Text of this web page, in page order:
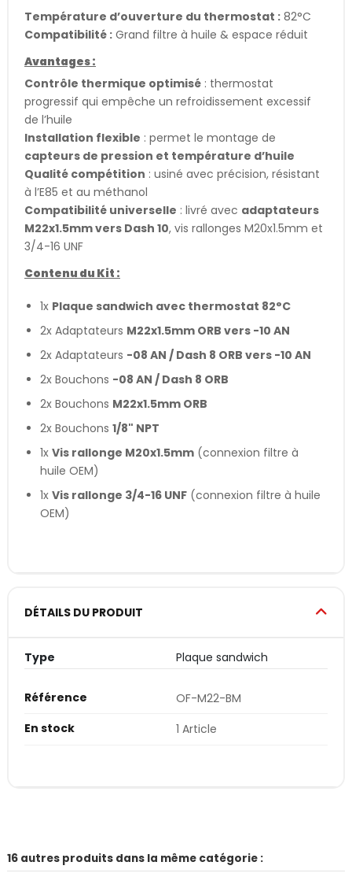
Température d’ouverture du thermostat : 82°C
Compatibilité : Grand filtre à huile & espace réduit
Avantages :
Contrôle thermique optimisé : thermostat
progressif qui empêche un refroidissement excessif
de l’huile
Installation flexible : permet le montage de
capteurs de pression et température d’huile
Qualité compétition : usiné avec précision, résistant
à l’E85 et au méthanol
Compatibilité universelle : livré avec adaptateurs
M22x1.5mm vers Dash 10, vis rallonges M20x1.5mm et
3/4-16 UNF
Contenu du Kit :
1x Plaque sandwich avec thermostat 82°C
2x Adaptateurs M22x1.5mm ORB vers -10 AN
2x Adaptateurs -08 AN / Dash 8 ORB vers -10 AN
2x Bouchons -08 AN / Dash 8 ORB
2x Bouchons M22x1.5mm ORB
2x Bouchons 1/8" NPT
1x Vis rallonge M20x1.5mm (connexion filtre à
huile OEM)
1x Vis rallonge 3/4-16 UNF (connexion filtre à huile
OEM)
DÉTAILS DU PRODUIT
Type Plaque sandwich
Référence
OF-M22-BM
En stock
1 Article
16 autres produits dans la même catégorie :